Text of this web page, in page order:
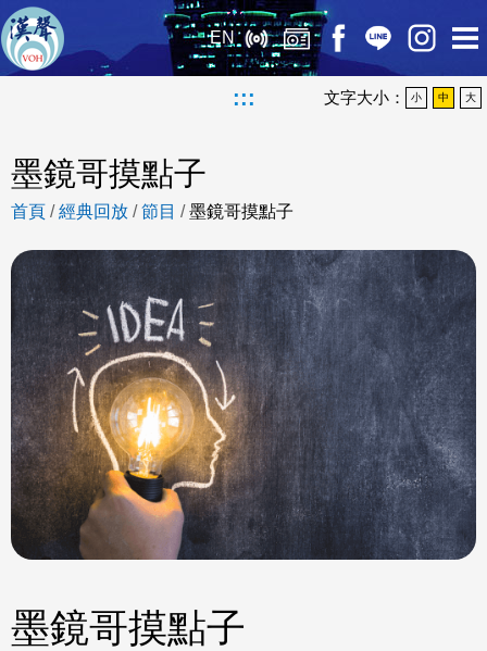
EN
::: 文字大小： 小 中 大
墨鏡哥摸點子
首頁 /經典回放 /節目 /墨鏡哥摸點子
墨鏡哥摸點子